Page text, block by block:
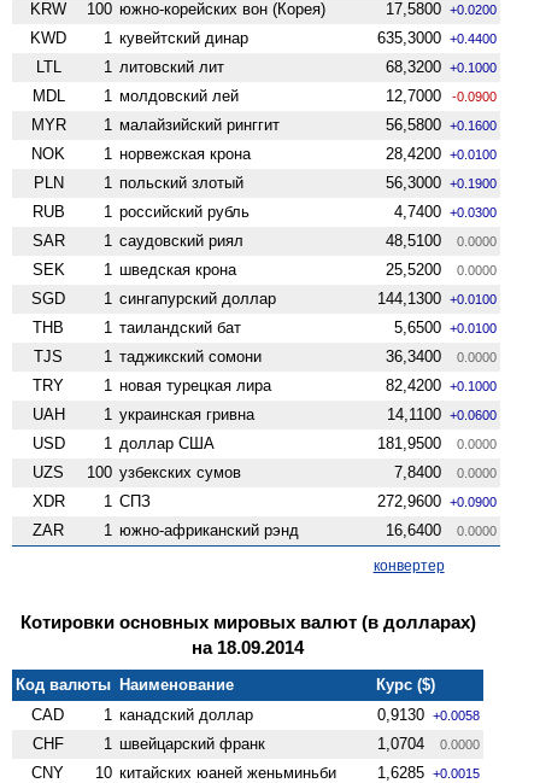
KRW 100 южно-корейских вон (Корея) 17,5800 +0.0200
KWD 1 кувейтский динар 635,3000 +0.4400
LTL 1 литовский лит 68,3200 +0.1000
MDL 1 молдовский лей 12,7000 -0.0900
MYR 1 малайзийский ринггит 56,5800 +0.1600
NOK 1 норвежская крона 28,4200 +0.0100
PLN 1 польский злотый 56,3000 +0.1900
RUB 1 российский рубль 4,7400 +0.0300
SAR 1 саудовский риял 48,5100 0.0000
SEK 1 шведская крона 25,5200 0.0000
SGD 1 сингапурский доллар 144,1300 +0.0100
THB 1 таиландский бат 5,6500 +0.0100
TJS 1 таджикский сомони 36,3400 0.0000
TRY 1 новая турецкая лира 82,4200 +0.1000
UAH 1 украинская гривна 14,1100 +0.0600
USD 1 доллар США 181,9500 0.0000
UZS 100 узбекских сумов 7,8400 0.0000
XDR 1 СПЗ 272,9600 +0.0900
ZAR 1 южно-африканский рэнд 16,6400 0.0000
конвертер
Котировки основных мировых валют (в долларах)
на 18.09.2014
Код валюты Наименование
Курс ($)
CAD
1 канадский доллар 0,9130 +0.0058
CHF 1 швейцарский франк 1,0704 0.0000
CNY 10 китайских юаней женьминьби 1,6285 +0.0015